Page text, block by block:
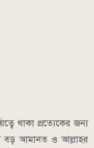
থাকা প্রত্যেকের জন্য
বড় আমানত ও আল্লাহর